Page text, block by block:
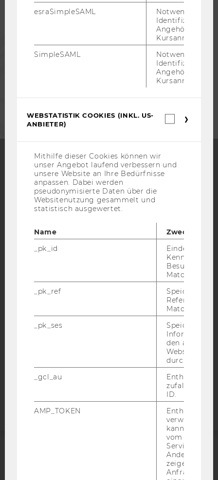
ALUMNI
FacebookInstagramBlog
YouTube Newsletter
DATENSCHUTZERKLÄRUNG SOCIAL MEDIA
DATENSCHUTZERKLÄRUNG
STUDIENBEWERBER*INNEN UND STUDIERENDE
Barrierefreiheitserklärung
esraSimpleSAML
Notwendig zur
Identifizierung
Angehörige/r für
Kursanmeldung.
SimpleSAML
Notwendig zur
Identifizierung
Angehörige/r für
Kursanmeldung.
WEBSTATISTIK COOKIES (INKL. US-
ANBIETER)
Mithilfe dieser Cookies können wir
unser Angebot laufend verbessern und
unsere Website an Ihre Bedürfnisse
anpassen. Dabei werden
pseudonymisierte Daten über die
Websitenutzung gesammelt und
statistisch ausgewertet.
Name
Zweck
_pk_id
Eindeutige
Besuchers
Matomo.
_pk_ref
Speicherung
Referrers
Matomo.
_pk_ses
Speicherung
den aktuellen
durch
_gcl_au
Enthält eine
ID.
AMP_TOKEN
Enthält ein
verwendet
kann, um
vom AMP-
Service
Andere
zeigen Opt-
Anfrage im